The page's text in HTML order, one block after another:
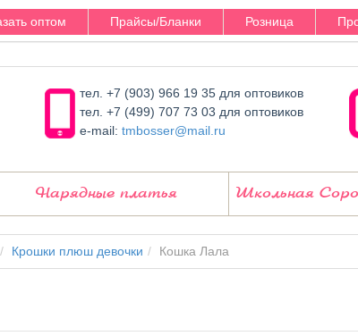
оптом Прайсы/Бланки Розница
тел. +7 (903) 966 19 35 для оптовиков
тел. +7 (499) 707 73 03 для оптовиков
e-mail:tmbosser@mail.ru
Нарядные платья Школьная
Крошки плюш девочки Кошка Лала